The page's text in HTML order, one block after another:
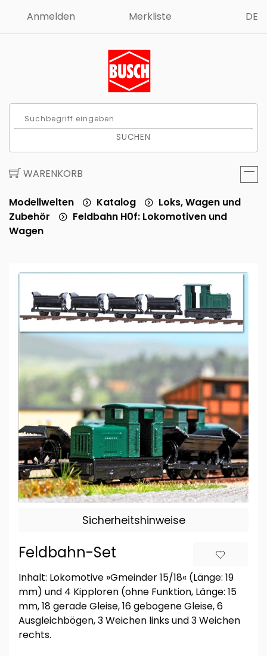
Anmelden Merkliste DE
SUCHEN
WARENKORB
Modellwelten Katalog
Loks, Wagen und
Zubehör
Feldbahn H0f: Lokomotiven und
Wagen
Sicherheitshinweise
Feldbahn-Set
Inhalt: Lokomotive »Gmeinder 15/18« (Länge: 19
mm) und 4 Kipploren (ohne Funktion, Länge: 15
mm, 18 gerade Gleise, 16 gebogene Gleise, 6
Ausgleichbögen, 3 Weichen links und 3 Weichen
rechts.